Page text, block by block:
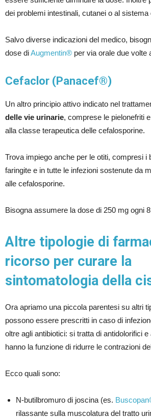
dei problemi intestinali, cutanei o al sistema
Salvo diverse indicazioni del medico,
dose diAugmentin® per via orale due volte
Cefaclor (Panacef®)
Un altro principio attivo indicato nel
delle vie urinarie, comprese le pielonefriti
alla classe terapeutica delle cefalosporine.
Trova impiego anche per le otiti, compresi i
faringite e in tutte le infezioni sostenute da
alle cefalosporine.
Bisogna assumere la dose di 250 mg ogni
Altre tipologie di
ricorso per curare la
sintomatologia della
Ora apriamo una piccola parentesi su altri
possono essere prescritti in caso di
oltre agli antibiotici: si tratta di antidolorifici
hanno la funzione di ridurre le contrazioni
Ecco quali sono:
N-butilbromuro di joscina (es.
rilassante sulla muscolatura del tratto